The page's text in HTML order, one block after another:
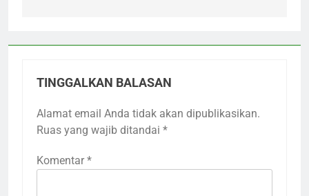
TINGGALKAN BALASAN
Alamat email Anda tidak akan dipublikasikan.
Ruas yang wajib ditandai *
Komentar *